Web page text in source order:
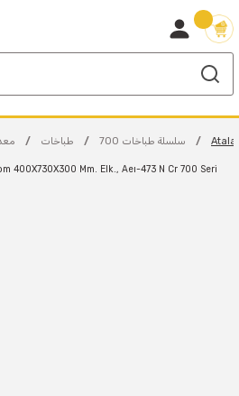
طباخات 700 سلسلة طباخات